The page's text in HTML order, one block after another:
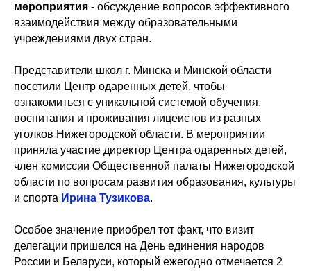
мероприятия - обсуждение вопросов эффективного
взаимодействия между образовательными
учреждениями двух стран.
Представители школ г. Минска и Минской области
посетили Центр одаренных детей, чтобы
ознакомиться с уникальной системой обучения,
воспитания и проживания лицеистов из разных
уголков Нижегородской области. В мероприятии
приняла участие директор Центра одаренных детей,
член комиссии Общественной палаты Нижегородской
области по вопросам развития образования, культуры
и спорта Ирина Тузикова.
Особое значение приобрел тот факт, что визит
делегации пришелся на День единения народов
России и Беларуси, который ежегодно отмечается 2